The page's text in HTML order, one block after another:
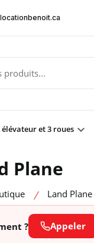
et 3 roues
Plane
Land Plane
? Appeler